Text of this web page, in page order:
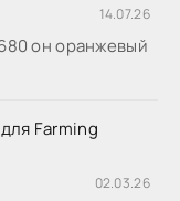
14.07.26
он оранжевый
Farming
02.03.26